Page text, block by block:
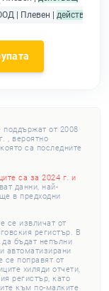
| Плевен | действащ
поддържат от 2008
, вероятно
са последните
са за 2024 г. и
данни, най-
в предходни
се извличат от
регистър. В
бъдат непълни
автоматизирани
се поправят от
хиляди отчети,
регистър, като
към по-малките